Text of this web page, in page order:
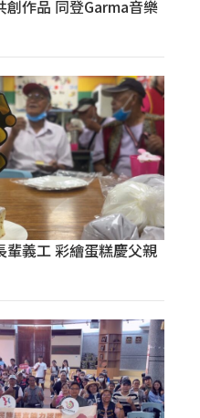
創作品 同登Garma音樂
輩義工 彩繪蛋糕慶父親